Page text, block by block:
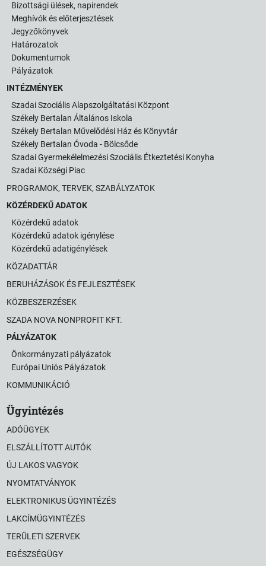
Bizottsági ülések, napirendek
Meghívók és előterjesztések
Jegyzőkönyvek
Határozatok
Dokumentumok
Pályázatok
INTÉZMÉNYEK
Szadai Szociális Alapszolgáltatási Központ
Székely Bertalan Általános Iskola
Székely Bertalan Művelődési Ház és Könyvtár
Székely Bertalan Óvoda - Bölcsőde
Szadai Gyermekélelmezési Szociális Étkeztetési Konyha
Szadai Községi Piac
PROGRAMOK, TERVEK, SZABÁLYZATOK
KÖZÉRDEKŰ ADATOK
Közérdekű adatok
Közérdekű adatok igénylése
Közérdekű adatigénylések
KÖZADATTÁR
BERUHÁZÁSOK ÉS FEJLESZTÉSEK
KÖZBESZERZÉSEK
SZADA NOVA NONPROFIT KFT.
PÁLYÁZATOK
Önkormányzati pályázatok
Európai Uniós Pályázatok
KOMMUNIKÁCIÓ
Ügyintézés
ADÓÜGYEK
ELSZÁLLÍTOTT AUTÓK
ÚJ LAKOS VAGYOK
NYOMTATVÁNYOK
ELEKTRONIKUS ÜGYINTÉZÉS
LAKCÍMÜGYINTÉZÉS
TERÜLETI SZERVEK
EGÉSZSÉGÜGY